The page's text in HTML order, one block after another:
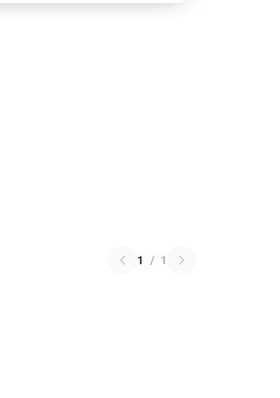
1 / 1